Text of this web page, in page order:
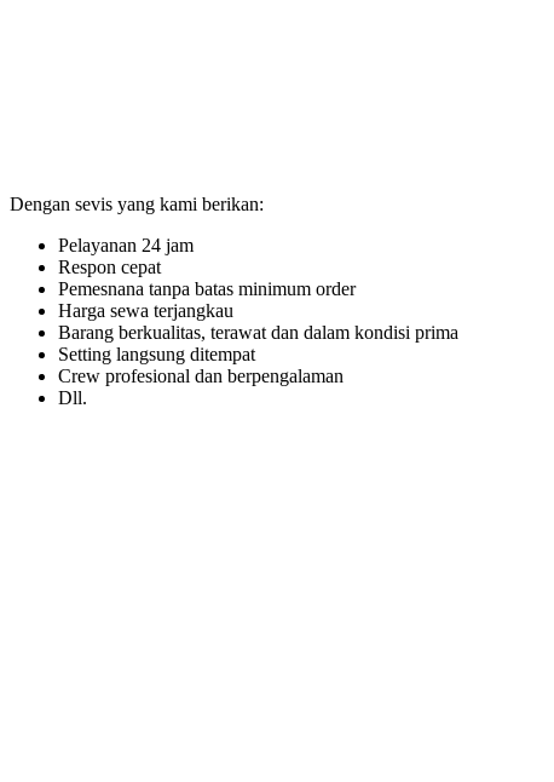
Dengan sevis yang kami berikan:
Pelayanan 24 jam
Respon cepat
Pemesnana tanpa batas minimum order
Harga sewa terjangkau
Barang berkualitas, terawat dan dalam kondisi prima
Setting langsung ditempat
Crew profesional dan berpengalaman
Dll.